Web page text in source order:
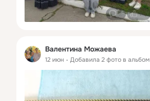
2 25
Валентина Можаева
12 июн Добавила 2 фото в альбом